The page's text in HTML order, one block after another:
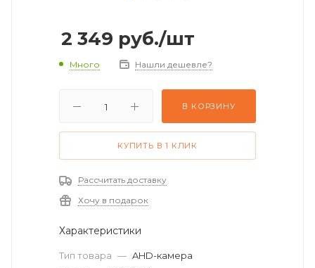
2 349 руб./шт
Много Нашли дешевле?
В КОРЗИНУ
КУПИТЬ В 1 КЛИК
Рассчитать доставку
Хочу в подарок
Характеристики
Тип товара — AHD-камера